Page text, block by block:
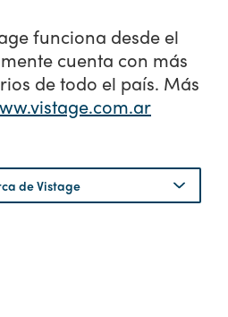
funciona desde el
cuenta con más
de todo el país. Más
de Vistage